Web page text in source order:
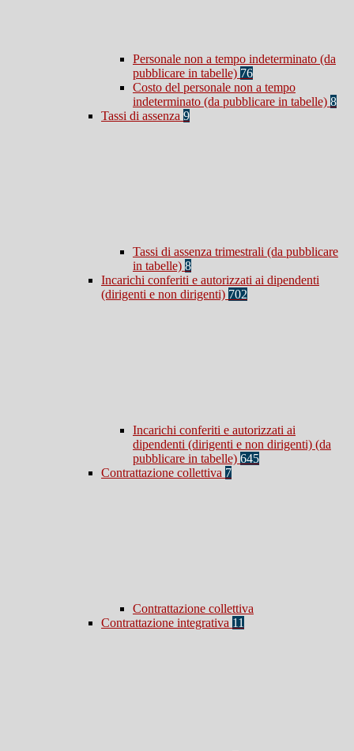
Personale non a tempo indeterminato (da
pubblicare in tabelle) 76
Costo del personale non a tempo
indeterminato (da pubblicare in tabelle) 8
Tassi di assenza 9
Tassi di assenza trimestrali (da pubblicare
in tabelle) 8
Incarichi conferiti e autorizzati ai dipendenti
(dirigenti e non dirigenti) 702
Incarichi conferiti e autorizzati ai
dipendenti (dirigenti e non dirigenti) (da
pubblicare in tabelle) 645
Contrattazione collettiva 7
Contrattazione collettiva
Contrattazione integrativa 11